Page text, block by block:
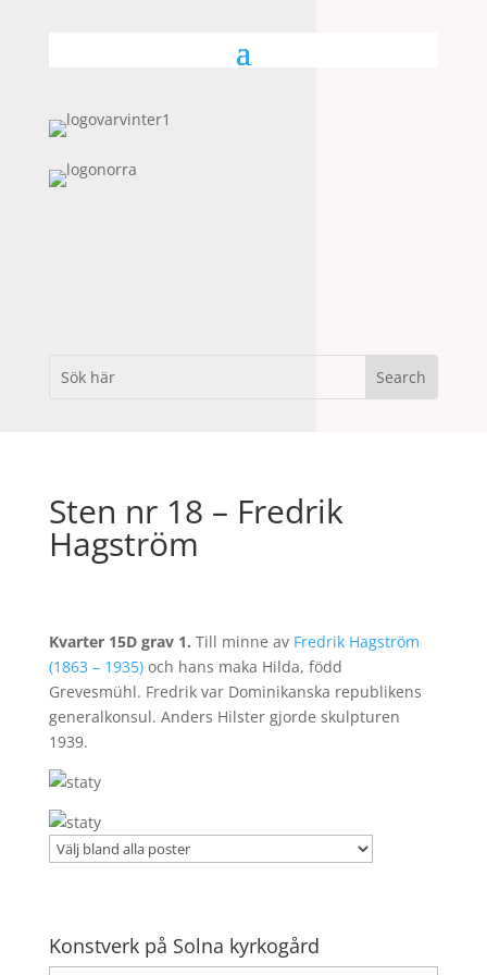
Sten nr 18 – Fredrik
Hagström
Kvarter 15D grav 1. Till minne av Fredrik Hagström
(1863 – 1935)och hans maka Hilda, född
Grevesmühl. Fredrik var Dominikanska republikens
generalkonsul. Anders Hilster gjorde skulpturen
1939.
Konstverk på Solna kyrkogård